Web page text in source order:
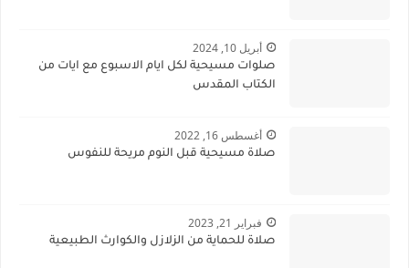
أبريل 10, 2024
صلوات مسيحية لكل ايام الاسبوع مع ايات من
الكتاب المقدس
أغسطس 16, 2022
صلاة مسيحية قبل النوم مريحة للنفوس
فبراير 21, 2023
صلاة للحماية من الزلازل والكوارث الطبيعية